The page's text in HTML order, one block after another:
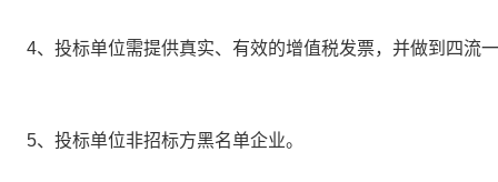
4、 投标单位需提供真实、有效的增值税发票，并做到四流
5、 投标单位非招标方黑名单企业。